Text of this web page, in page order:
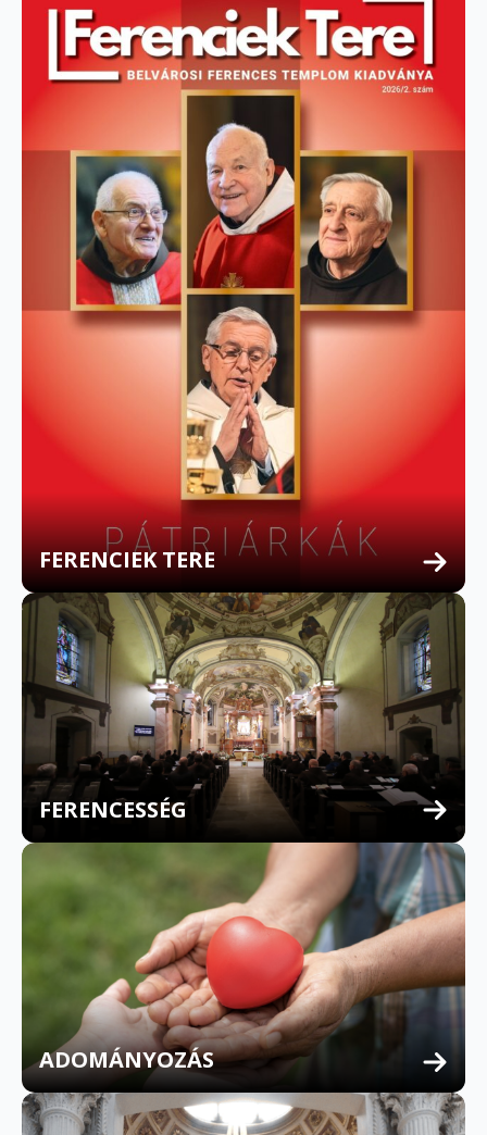
FERENCIEK TERE
FERENCESSÉG
MULTILINGUAL CONFESSION
ADOMÁNYOZÁS